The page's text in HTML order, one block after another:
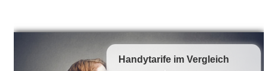
Handytarife im Vergleich